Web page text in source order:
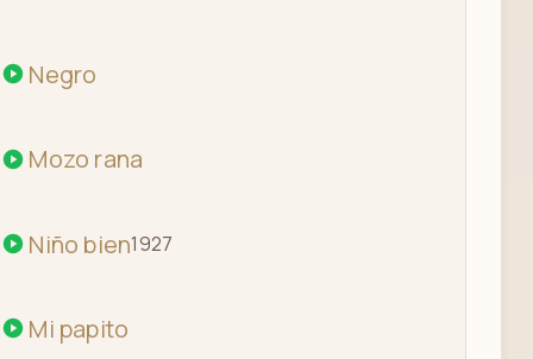
Negro
Mozo rana
Niño bien1927
Mi papito